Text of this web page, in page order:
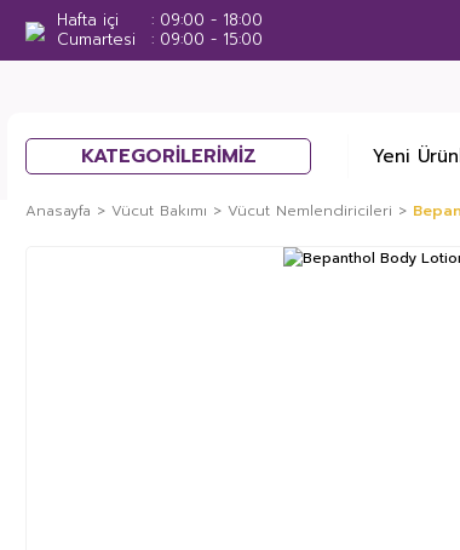
Hafta içi
09:00 - 18:00
Cumartesi
09:00 - 15:00
KATEGORİLERİMİZ Yeni
Anasayfa Vücut Bakımı Vücut Nemlendiricileri